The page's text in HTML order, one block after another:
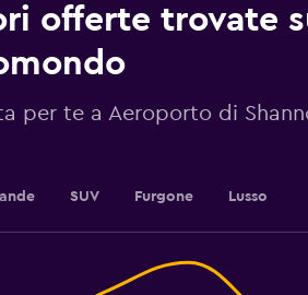
offerte trovate
per te a Aeroporto di
SUV Furgone Lusso